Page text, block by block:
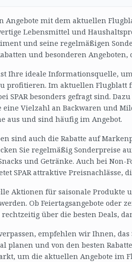
Angebote mit dem aktuellen
Lebensmittel und
und seine regelmäßigen
und besonderen
ist Ihre ideale Informationsquelle,
profitieren. Im aktuellen Flugblatt
SPAR besonders gefragt sind.
eine Vielzahl an Backwaren und
aus und sind häufig im Angebot.
sind auch die Rabatte auf
Sie regelmäßig Sonderpreise
und Getränke. Auch bei
SPAR attraktive Preisnachlässe,
Aktionen für saisonale
Ob Feiertagsangebote oder
über die besten Deals,
empfehlen wir Ihnen,
planen und von den besten
um die aktuellen Angebote im